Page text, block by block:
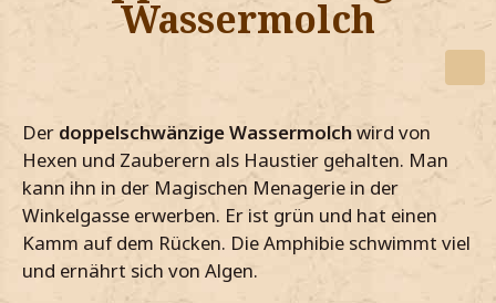
Zauberwelt
Jetzt Fanclub-Mitglied werden!
Wassermolch
Der doppelschwänzige Wassermolchwird von
Hexen und Zauberern als Haustier gehalten. Man
kann ihn in der Magischen Menagerie in der
Winkelgasse erwerben. Er ist grün und hat einen
Kamm auf dem Rücken. Die Amphibie schwimmt viel
und ernährt sich von Algen.